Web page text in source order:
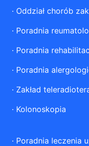
· Oddział chorób
· Poradnia
· Poradnia
· Poradnia
· Zakład
· Kolonoskopia
· Poradnia leczenia